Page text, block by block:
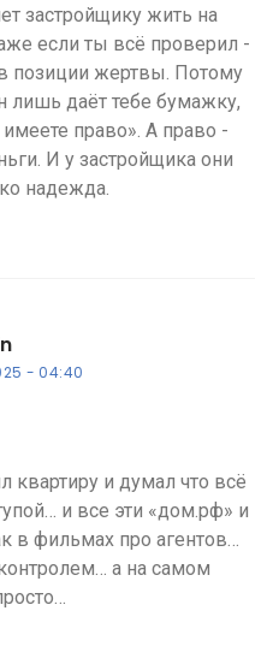
застройщику жить на
если ты всё проверил -
позиции жертвы. Потому
лишь даёт тебе бумажку,
право». А право -
И у застройщика они
надежда.
04:40
квартиру и думал что всё
и все эти «дом.рф» и
в фильмах про агентов…
а на самом